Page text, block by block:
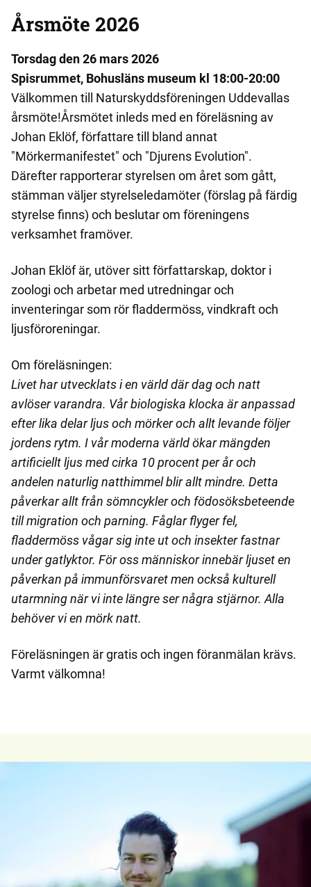
Årsmöte 2026
Torsdag den 26 mars 2026
Spisrummet, Bohusläns museum kl 18:00-20:00
Välkommen till Naturskyddsföreningen Uddevallas
årsmöte!Årsmötet inleds med en föreläsning av
Johan Eklöf, författare till bland annat
"Mörkermanifestet" och "Djurens Evolution".
Därefter rapporterar styrelsen om året som gått,
stämman väljer styrelseledamöter (förslag på färdig
styrelse finns) och beslutar om föreningens
verksamhet framöver.
Johan Eklöf är, utöver sitt författarskap, doktor i
zoologi och arbetar med utredningar och
inventeringar som rör fladdermöss, vindkraft och
ljusföroreningar.
Om föreläsningen:
Livet har utvecklats i en värld där dag och natt
avlöser varandra. Vår biologiska klocka är anpassad
efter lika delar ljus och mörker och allt levande följer
jordens rytm. I vår moderna värld ökar mängden
artificiellt ljus med cirka 10 procent per år och
andelen naturlig natthimmel blir allt mindre. Detta
påverkar allt från sömncykler och födosöksbeteende
till migration och parning. Fåglar flyger fel,
fladdermöss vågar sig inte ut och insekter fastnar
under gatlyktor. För oss människor innebär ljuset en
påverkan på immunförsvaret men också kulturell
utarmning när vi inte längre ser några stjärnor. Alla
behöver vi en mörk natt.
Föreläsningen är gratis och ingen föranmälan krävs.
Varmt välkomna!